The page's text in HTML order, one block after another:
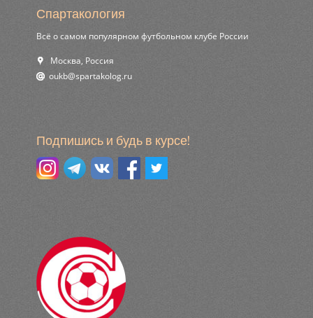
Спартакология
Всё о самом популярном футбольном клубе России
Москва, Россия
ur.golokatraps@bkuo
Подпишись и будь в курсе!